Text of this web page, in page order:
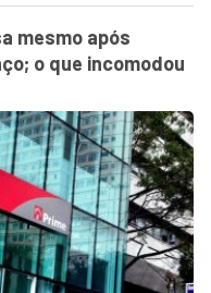
mesmo após
o que incomodou